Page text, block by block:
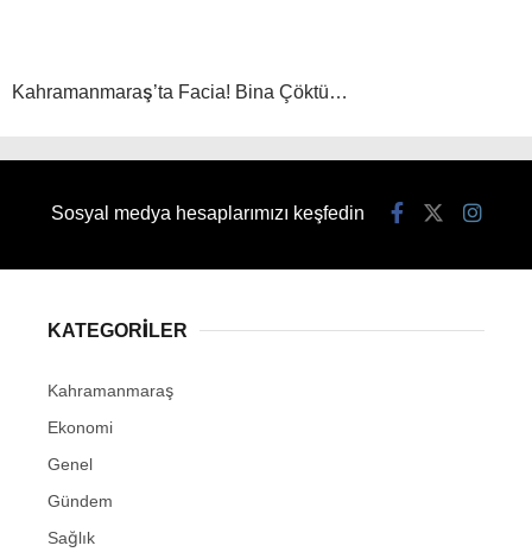
Kahramanmaraş’ta Facia! Bina Çöktü…
Sosyal medya hesaplarımızı keşfedin
KATEGORİLER
Kahramanmaraş
Ekonomi
Genel
Gündem
Sağlık